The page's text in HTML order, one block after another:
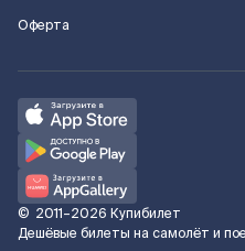
Оферта
© 2011–2026 Купибилет
Дешёвые билеты на самолёт и